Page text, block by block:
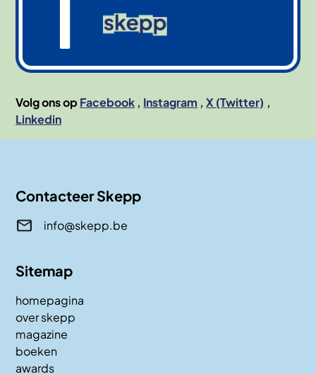
Volg ons op Facebook Instagram
X (Twitter)
Linkedin
Contacteer Skepp
info@skepp.be
Sitemap
homepagina
over skepp
magazine
boeken
awards